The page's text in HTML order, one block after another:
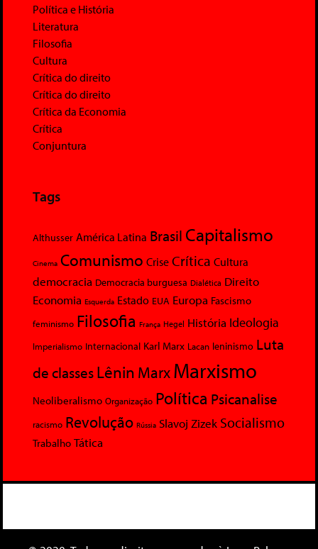
Política e História
Literatura
Filosofia
Cultura
Crítica do direito
Crítica do direito
Crítica da Economia
Crítica
Conjuntura
Tags
Althusser América Latina Brasil Capitalismo
Cinema Comunismo Crise Crítica Cultura
democracia Democracia burguesa Dialética Direito
Economia Esquerda Estado EUA Europa Fascismo
feminismo Filosofia França Hegel História Ideologia
Imperialismo Internacional Karl Marx Lacan leninismo Luta
de classesLênin MarxMarxismo
Neoliberalismo Organização Política Psicanalise
racismo Revolução Rússia Slavoj Zizek Socialismo
Trabalho Tática